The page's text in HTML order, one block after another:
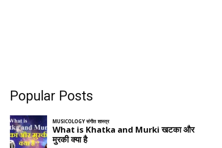
Popular Posts